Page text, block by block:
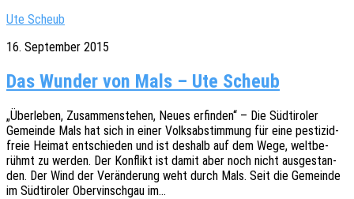
Ute Scheub
16. September 2015
Das Wunder von Mals – Ute Scheub
„Über­le­ben, Zusam­men­ste­hen, Neues erfin­den“ – Die Südti­ro­ler
Gemein­de Mals hat sich in einer Volks­ab­stim­mung für eine pesti­zid­
freie Heimat entschie­den und ist deshalb auf dem Wege, welt­be­
rühmt zu werden. Der Konflikt ist damit aber noch nicht ausge­stan­
den. Der Wind der Verän­de­rung weht durch Mals. Seit die Gemein­de
im Südti­ro­ler Ober­vinsch­gau im…